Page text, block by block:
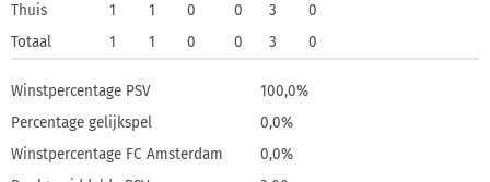
Thuis
1 1 0 0 3
0
Totaal
1 1 0 0 3 0
Winstpercentage PSV
100,0%
Percentage gelijkspel
0,0%
Winstpercentage FC Amsterdam
0,0%